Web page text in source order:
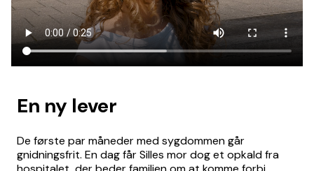
En ny lever
De første par måneder med sygdommen går
gnidningsfrit. En dag får Silles mor dog et opkald fra